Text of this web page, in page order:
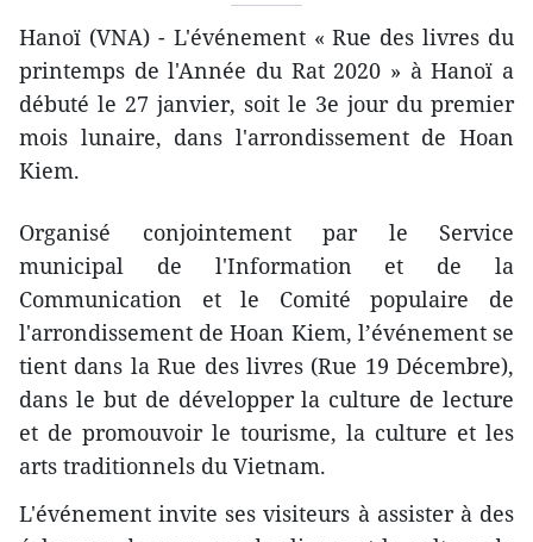
Hanoï (VNA) - L'événement « Rue des livres du
printemps de l'Année du Rat 2020 » à Hanoï a
débuté le 27 janvier, soit le 3e jour du premier
mois lunaire, dans l'arrondissement de Hoan
Kiem.
Organisé conjointement par le Service
municipal de l'Information et de la
Communication et le Comité populaire de
l'arrondissement de Hoan Kiem, l’événement se
tient dans la Rue des livres (Rue 19 Décembre),
dans le but de développer la culture de lecture
et de promouvoir le tourisme, la culture et les
arts traditionnels du Vietnam.
L'événement invite ses visiteurs à assister à des